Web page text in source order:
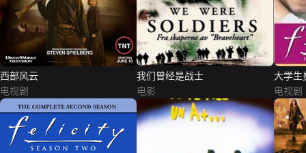
西部风云
电视剧
我们曾经是战士
电影
大学生
电视剧